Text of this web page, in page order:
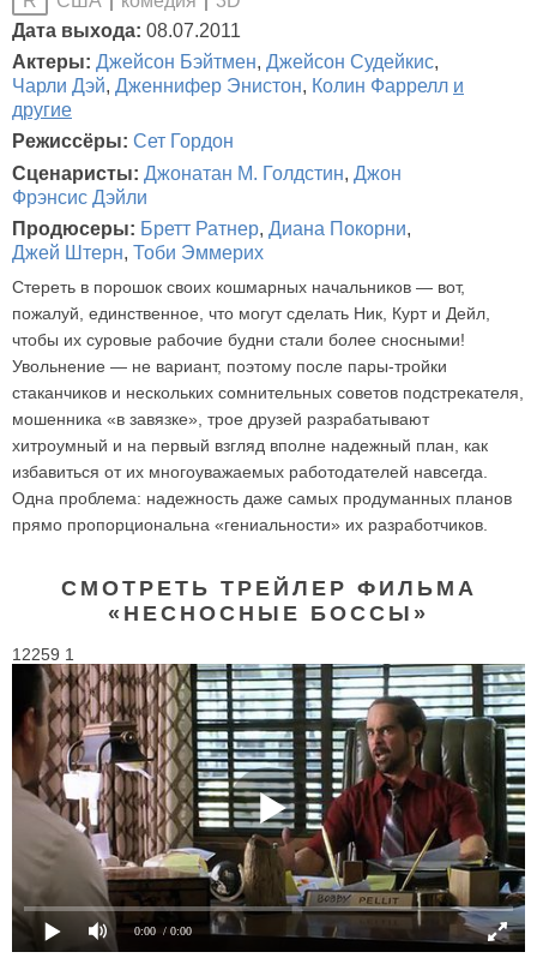
Дата выхода: 08.07.2011
Актеры: Джейсон Бэйтмен, Джейсон Судейкис,
Чарли Дэй, Дженнифер Энистон, Колин Фаррелл и
другие
Режиссёры: Сет Гордон
Сценаристы: Джонатан М. Голдстин, Джон
Фрэнсис Дэйли
Продюсеры: Бретт Ратнер, Диана Покорни,
Джей Штерн, Тоби Эммерих
Стереть в порошок своих кошмарных начальников — вот,
пожалуй, единственное, что могут сделать Ник, Курт и Дейл,
чтобы их суровые рабочие будни стали более сносными!
Увольнение — не вариант, поэтому после пары-тройки
стаканчиков и нескольких сомнительных советов подстрекателя,
мошенника «в завязке», трое друзей разрабатывают
хитроумный и на первый взгляд вполне надежный план, как
избавиться от их многоуважаемых работодателей навсегда.
Одна проблема: надежность даже самых продуманных планов
прямо пропорциональна «гениальности» их разработчиков.
СМОТРЕТЬ ТРЕЙЛЕР ФИЛЬМА
«НЕСНОСНЫЕ БОССЫ»
12259 1
0:00 / 0:00